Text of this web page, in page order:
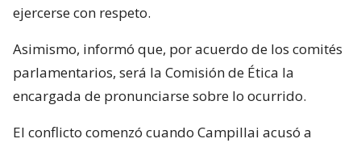
ejercerse con respeto.
Asimismo, informó que, por acuerdo de los comités
parlamentarios, será la Comisión de Ética la
encargada de pronunciarse sobre lo ocurrido.
El conflicto comenzó cuando Campillai acusó a